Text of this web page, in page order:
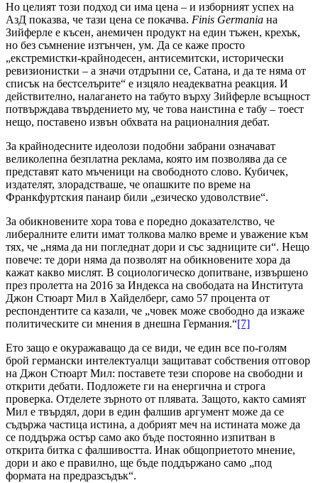
Но целият този подход си има цена – и изборният успех на
АзД показва, че тази цена се покачва. Finis Germania на
Зийферле е късен, анемичен продукт на един тъжен, крехък,
но без съмнение изтънчен, ум. Да се каже просто
„екстремистки-крайнодесен, антисемитски, исторически
ревизионистки – а значи отдръпни се, Сатана, и да те няма от
списък на бестселърите“ е изцяло неадекватна реакция. И
действително, налагането на табуто върху Зийферле всъщност
потвърждава твърдението му, че това наистина е табу – тоест
нещо, поставено извън обхвата на рационалния дебат.
За крайнодесните идеолози подобни забрани означават
великолепна безплатна реклама, която им позволява да се
представят като мъченици на свободното слово. Кубичек,
издателят, злорадстваше, че опашките по време на
Франкфуртския панаир били „езическо удоволствие“.
За обикновените хора това е поредно доказателство, че
либералните елити имат толкова малко време и уважение към
тях, че „няма да ни погледнат дори и със задниците си“. Нещо
повече: те дори няма да позволят на обикновените хора да
кажат какво мислят. В социологическо допитване, извършено
през пролетта на 2016 за Индекса на свободата на Института
Джон Стюарт Мил в Хайделберг, само 57 процента от
респондентите са казали, че „човек може свободно да изкаже
политическите си мнения в днешна Германия.“[7]
Ето защо е окуражаващо да се види, че един все по-голям
брой германски интелектуалци защитават собствения отговор
на Джон Стюарт Мил: поставете тези спорове на свободни и
открити дебати. Подложете ги на енергична и строга
проверка. Отделете зърното от плявата. Защото, както самият
Мил е твърдял, дори в един фалшив аргумент може да се
съдържа частица истина, а добрият меч на истината може да
се поддържа остър само ако бъде постоянно изпитван в
открита битка с фалшивостта. Инак общоприетото мнение,
дори и ако е правилно, ще бъде поддържано само „под
формата на предразсъдък“.